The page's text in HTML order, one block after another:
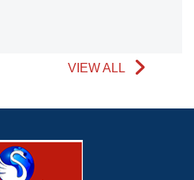
VIEW ALL